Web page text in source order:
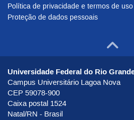
Política de privacidade e termos de uso
Proteção de dados pessoais
Ir
Universidade Federal do Rio
Campus Universitário Lagoa Nova
CEP 59078-900
Caixa postal 1524
Natal/RN - Brasil